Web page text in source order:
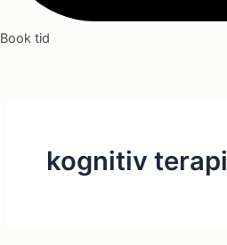
Book tid
kognitiv terapi